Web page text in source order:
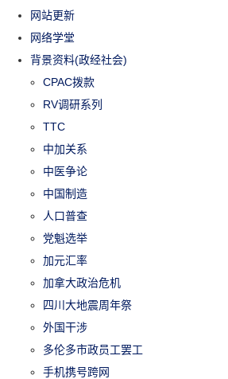
网站更新
网络学堂
背景资料(政经社会)
CPAC拨款
RV调研系列
TTC
中加关系
中医争论
中国制造
人口普查
党魁选举
加元汇率
加拿大政治危机
四川大地震周年祭
外国干涉
多伦多市政员工罢工
手机携号跨网